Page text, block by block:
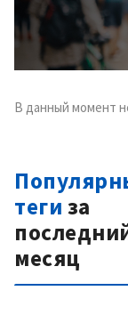
В данный момент
теги за
месяц